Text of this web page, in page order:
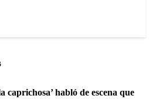
caprichosa’ habló de escena que